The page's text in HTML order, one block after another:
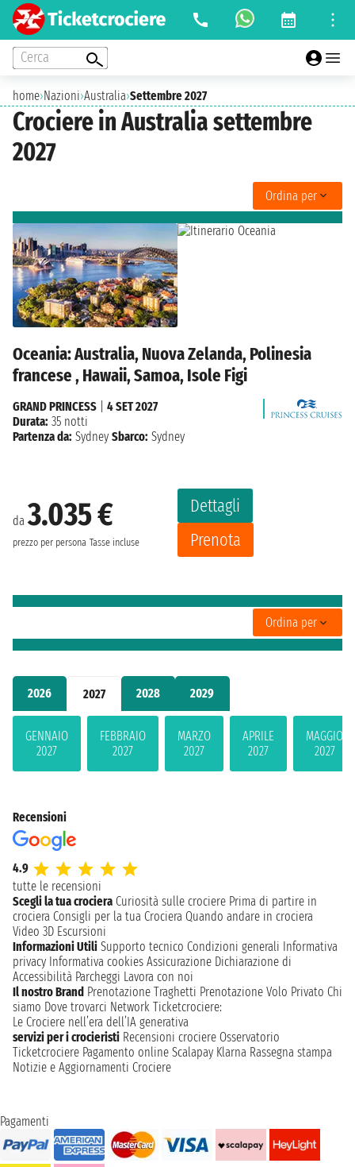
Cerca
home›Nazioni›Australia›Settembre 2027
Crociere in Australia settembre
2027
2026 2027 2028 2029
GENNAIO
2027
FEBBRAIO
2027
MARZO
2027
APRILE
2027
MAGGIO
2027
Ordina per
Oceania: Australia, Nuova Zelanda, Polinesia
francese , Hawaii, Samoa, Isole Figi
da3.035 €
prezzo per persona Tasse incluse
Dettagli
Prenota
GRAND PRINCESS
4 SET 2027
Durata: 35 notti
Partenza da: Sydney Sbarco: Sydney
Ordina per
Recensioni
4.9
tutte le recensioni
Scegli la tua crociera Curiosità sulle crociere Prima di partire in
crociera Consigli per la tua Crociera Quando andare in crociera
Video 3D Escursioni
Informazioni Utili Supporto tecnico Condizioni generali Informativa
privacy Informativa cookies Assicurazione Dichiarazione di
Accessibilità Parcheggi Lavora con noi
Il nostro Brand Prenotazione Traghetti Prenotazione Volo Privato Chi
siamo Dove trovarci Network Ticketcrociere:
Le Crociere nell’era dell’IA generativa
servizi per i crocieristi Recensioni crociere Osservatorio
Ticketcrociere Pagamento online Scalapay Klarna Rassegna stampa
Notizie e Aggiornamenti Crociere
Pagamenti